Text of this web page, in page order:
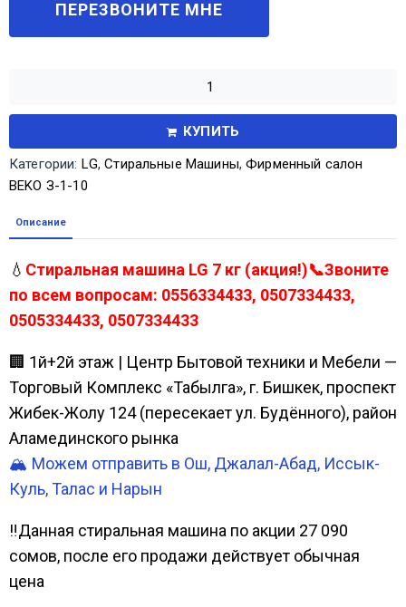
КУПИТЬ
Категории: LG,Стиральные Машины,Фирменный салон
BEKO З-1-10
Описание
💧 Стиральная машина LG 7 кг (акция!)📞Звоните
по всем вопросам: 0556334433, 0507334433,
0505334433, 0507334433
🏢 1й+2й этаж | Центр Бытовой техники и Мебели —
Торговый Комплекс «Табылга», г. Бишкек, проспект
Жибек-Жолу 124 (пересекает ул. Будённого), район
Аламединского рынка
🏔️ Можем отправить в Ош, Джалал-Абад, Иссык-
Куль, Талас и Нарын
‼️Данная стиральная машина по акции 27 090
сомов, после его продажи действует обычная
цена